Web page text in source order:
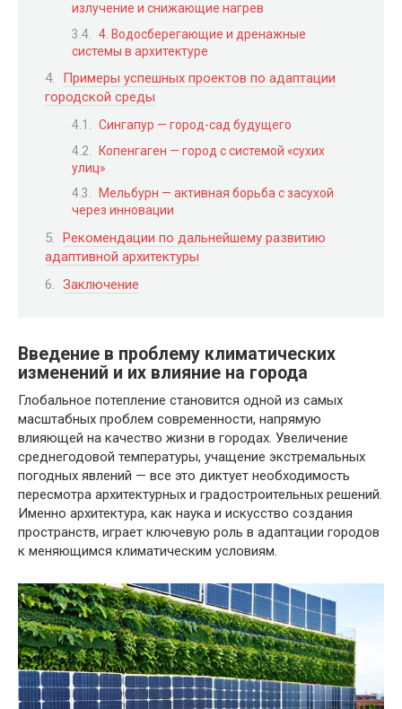
излучение и снижающие нагрев
4. Водосберегающие и дренажные
системы в архитектуре
Примеры успешных проектов по адаптации
городской среды
Сингапур — город-сад будущего
Копенгаген — город с системой «сухих
улиц»
Мельбурн — активная борьба с засухой
через инновации
Рекомендации по дальнейшему развитию
адаптивной архитектуры
Заключение
Введение в проблему климатических
изменений и их влияние на города
Глобальное потепление становится одной из самых
масштабных проблем современности, напрямую
влияющей на качество жизни в городах. Увеличение
среднегодовой температуры, учащение экстремальных
погодных явлений — все это диктует необходимость
пересмотра архитектурных и градостроительных решений.
Именно архитектура, как наука и искусство создания
пространств, играет ключевую роль в адаптации городов
к меняющимся климатическим условиям.